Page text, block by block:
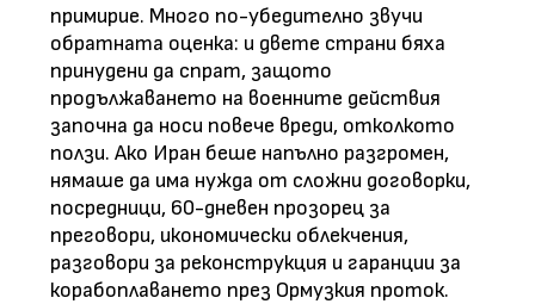
примирие. Много по-убедително звучи
обратната оценка: и двете страни бяха
принудени да спрат, защото
продължаването на военните действия
започна да носи повече вреди, отколкото
ползи. Ако Иран беше напълно разгромен,
нямаше да има нужда от сложни договорки,
посредници, 60-дневен прозорец за
преговори, икономически облекчения,
разговори за реконструкция и гаранции за
корабоплаването през Ормузкия проток.